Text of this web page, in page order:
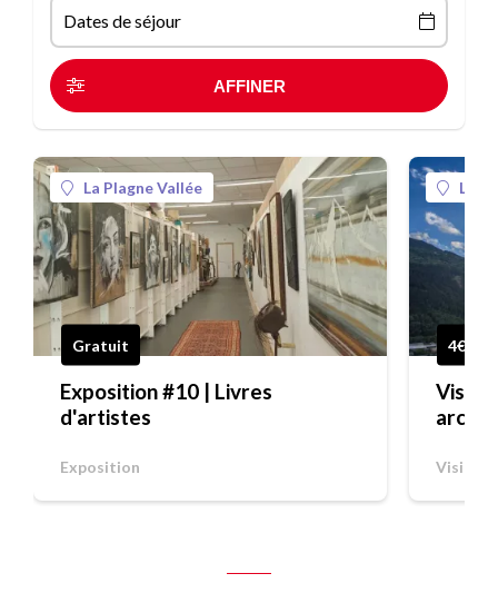
Dates de séjour
La Plagne Vallée
Gratuit
Exposition #10 | Livres
d'artistes
Exposition
La
4€
Visite
Visite